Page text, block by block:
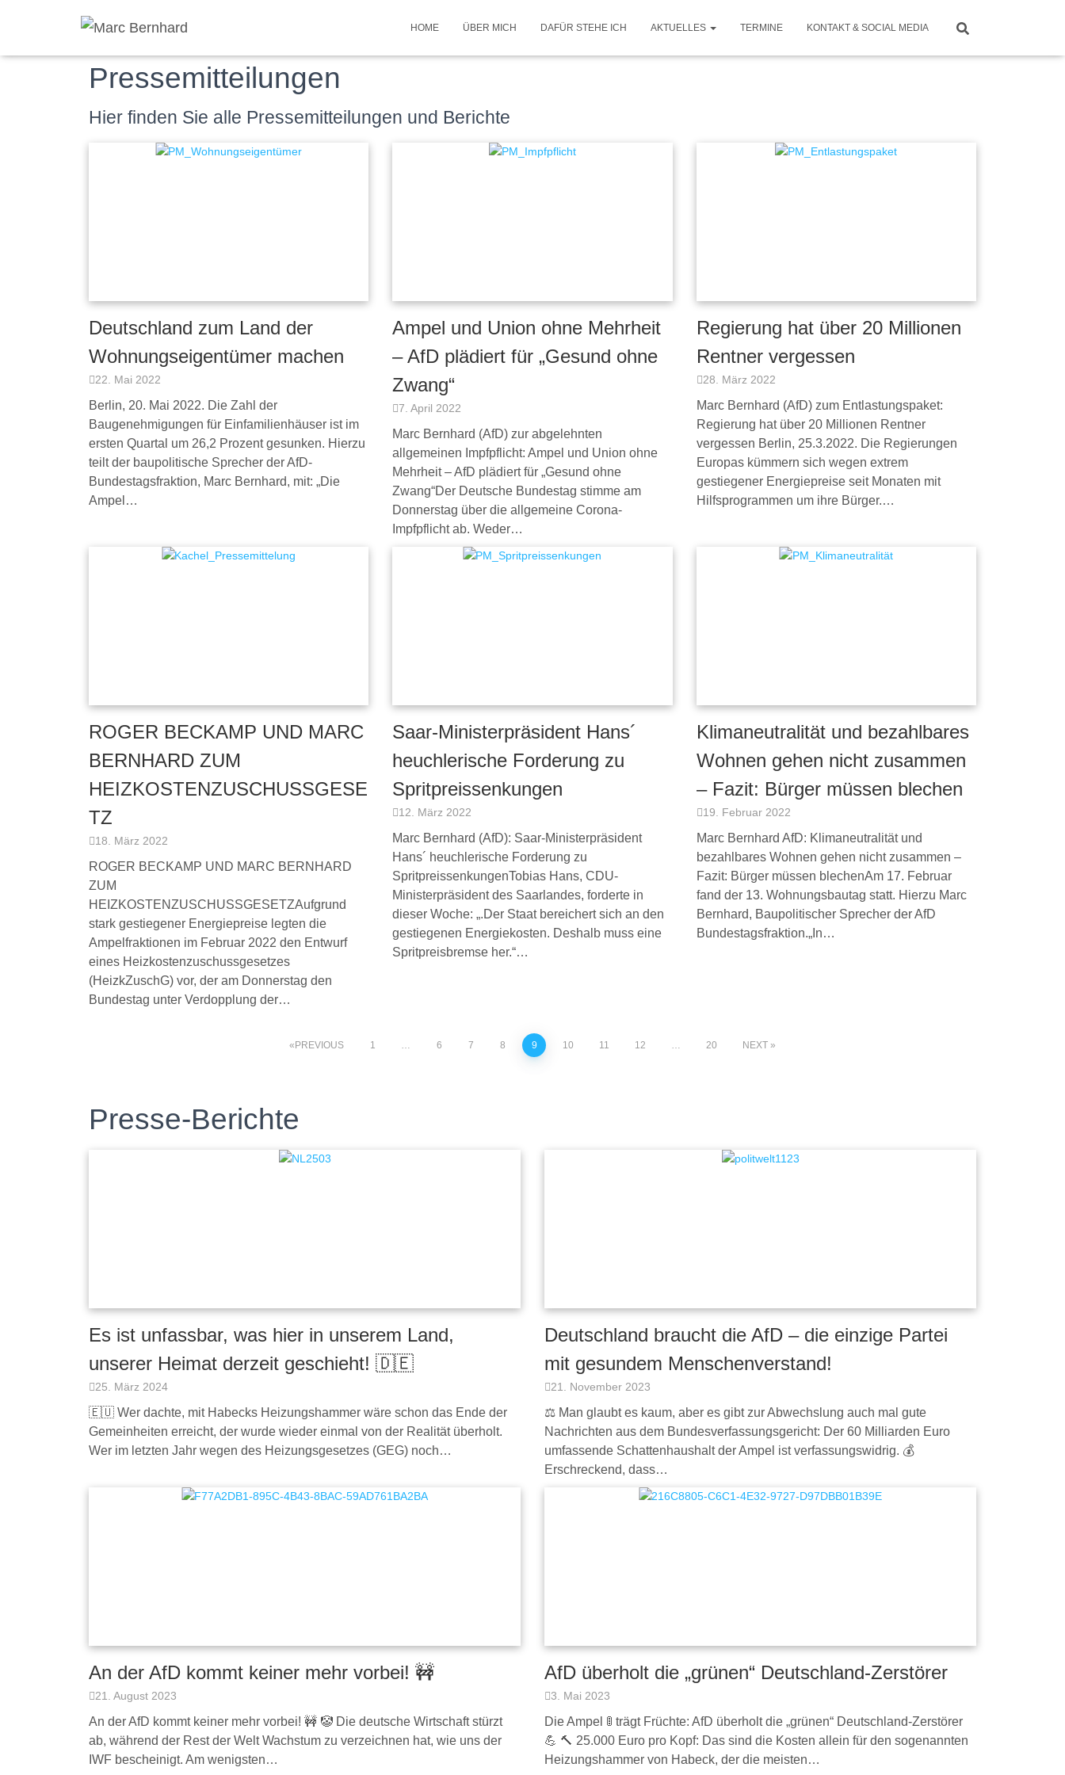
HOME ÜBER MICH DAFÜR STEHE ICH AKTUELLES TERMINE KONTAKT & SOCIAL MEDIA
Pressemitteilungen
Hier finden Sie alle Pressemitteilungen und Berichte
Deutschland zum Land der
Wohnungseigentümer machen
22. Mai 2022
Berlin, 20. Mai 2022. Die Zahl der
Baugenehmigungen für Einfamilienhäuser ist im
ersten Quartal um 26,2 Prozent gesunken. Hierzu
teilt der baupolitische Sprecher der AfD-
Bundestagsfraktion, Marc Bernhard, mit: „Die
Ampel…
Ampel und Union ohne Mehrheit
– AfD plädiert für „Gesund ohne
Zwang“
7. April 2022
Marc Bernhard (AfD) zur abgelehnten
allgemeinen Impfpflicht: Ampel und Union ohne
Mehrheit – AfD plädiert für „Gesund ohne
Zwang“Der Deutsche Bundestag stimme am
Donnerstag über die allgemeine Corona-
Impfpflicht ab. Weder…
Regierung hat über 20 Millionen
Rentner vergessen
28. März 2022
Marc Bernhard (AfD) zum Entlastungspaket:
Regierung hat über 20 Millionen Rentner
vergessen Berlin, 25.3.2022. Die Regierungen
Europas kümmern sich wegen extrem
gestiegener Energiepreise seit Monaten mit
Hilfsprogrammen um ihre Bürger.…
ROGER BECKAMP UND MARC
BERNHARD ZUM
HEIZKOSTENZUSCHUSSGESE
TZ
18. März 2022
ROGER BECKAMP UND MARC BERNHARD
ZUM
HEIZKOSTENZUSCHUSSGESETZAufgrund
stark gestiegener Energiepreise legten die
Ampelfraktionen im Februar 2022 den Entwurf
eines Heizkostenzuschussgesetzes
(HeizkZuschG) vor, der am Donnerstag den
Bundestag unter Verdopplung der…
Saar-Ministerpräsident Hans´
heuchlerische Forderung zu
Spritpreissenkungen
12. März 2022
Marc Bernhard (AfD): Saar-Ministerpräsident
Hans´ heuchlerische Forderung zu
SpritpreissenkungenTobias Hans, CDU-
Ministerpräsident des Saarlandes, forderte in
dieser Woche: „.Der Staat bereichert sich an den
gestiegenen Energiekosten. Deshalb muss eine
Spritpreisbremse her.“…
Klimaneutralität und bezahlbares
Wohnen gehen nicht zusammen
– Fazit: Bürger müssen blechen
19. Februar 2022
Marc Bernhard AfD: Klimaneutralität und
bezahlbares Wohnen gehen nicht zusammen –
Fazit: Bürger müssen blechenAm 17. Februar
fand der 13. Wohnungsbautag statt. Hierzu Marc
Bernhard, Baupolitischer Sprecher der AfD
Bundestagsfraktion.„In…
PREVIOUS 1 … 6 7 8 9 10 11 12 … 20 NEXT
Presse-Berichte
Es ist unfassbar, was hier in unserem Land,
unserer Heimat derzeit geschieht! 🇩🇪
25. März 2024
🇪🇺 Wer dachte, mit Habecks Heizungshammer wäre schon das Ende der
Gemeinheiten erreicht, der wurde wieder einmal von der Realität überholt.
Wer im letzten Jahr wegen des Heizungsgesetzes (GEG) noch…
Deutschland braucht die AfD – die einzige Partei
mit gesundem Menschenverstand!
21. November 2023
⚖️ Man glaubt es kaum, aber es gibt zur Abwechslung auch mal gute
Nachrichten aus dem Bundesverfassungsgericht: Der 60 Milliarden Euro
umfassende Schattenhaushalt der Ampel ist verfassungswidrig. 💰
Erschreckend, dass…
An der AfD kommt keiner mehr vorbei! 🚧
21. August 2023
An der AfD kommt keiner mehr vorbei! 🚧 🤡 Die deutsche Wirtschaft stürzt
ab, während der Rest der Welt Wachstum zu verzeichnen hat, wie uns der
IWF bescheinigt. Am wenigsten…
AfD überholt die „grünen“ Deutschland-Zerstörer
3. Mai 2023
Die Ampel 🚦 trägt Früchte: AfD überholt die „grünen“ Deutschland-Zerstörer
💪 🔨 25.000 Euro pro Kopf: Das sind die Kosten allein für den sogenannten
Heizungshammer von Habeck, der die meisten…